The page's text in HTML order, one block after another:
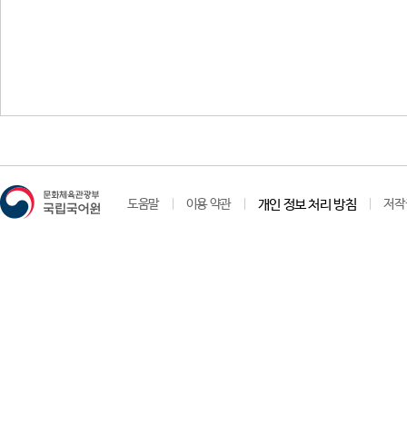
도움말 이용 약관 개인 정보 처리 방침 저